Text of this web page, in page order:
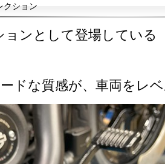
クション
ョンとして登場している
ドな質感が、車両をレ